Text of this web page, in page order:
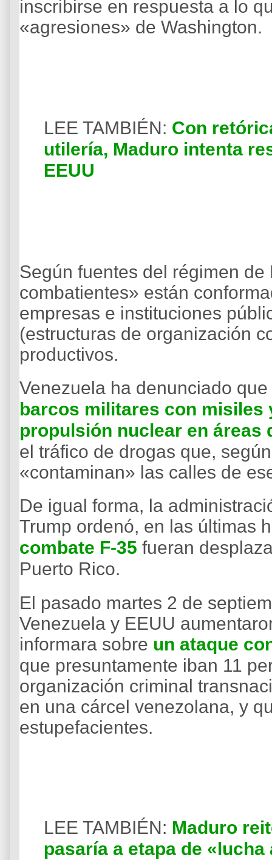
inscribirse en respuesta a lo
«agresiones» de Washington.
LEE TAMBIÉN: Con
utilería, Maduro intenta
EEUU
Según fuentes del régimen
combatientes» están
empresas e instituciones
(estructuras de organización
productivos.
Venezuela ha denunciado que
barcos militares con misiles
propulsión nuclear en áreas
el tráfico de drogas que,
«contaminan» las calles de
De igual forma, la
Trump ordenó, en las últimas
combate F-35 fueran
Puerto Rico.
El pasado martes 2 de
Venezuela y EEUU
informara sobre un ataque
que presuntamente iban 11
organización criminal
en una cárcel venezolana, y
estupefacientes.
LEE TAMBIÉN: Maduro
pasaría a etapa de